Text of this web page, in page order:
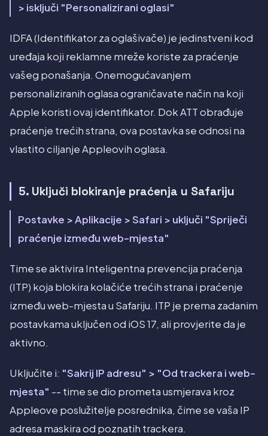
> isključi "Personalizirani oglasi"
IDFA (Identifikator za oglašivače) je jedinstveni kod
uređaja koji reklamne mreže koriste za praćenje
vašeg ponašanja. Onemogućavanjem
personaliziranih oglasa ograničavate način na koji
Apple koristi ovaj identifikator. Dok ATT obrađuje
praćenje trećih strana, ova postavka se odnosi na
vlastito ciljanje Appleovih oglasa.
5. Uključi blokiranje praćenja u Safariju
Postavke > Aplikacije > Safari > uključi "Spriječi
praćenje između web-mjesta"
Time se aktivira Inteligentna prevencija praćenja
(ITP) koja blokira kolačiće trećih strana i praćenje
između web-mjesta u Safariju. ITP je prema zadanim
postavkama uključen od iOS 17, ali provjerite da je
aktivno.
Uključite i: "Sakrij IP adresu" > "Od trackera i web-
mjesta" -- time se dio prometa usmjerava kroz
Appleove poslužitelje posrednika, čime se vaša IP
adresa maskira od poznatih trackera.